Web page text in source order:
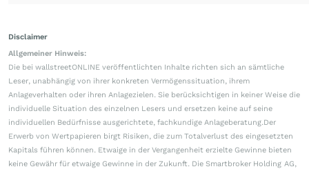
Disclaimer
Allgemeiner Hinweis:
Die bei wallstreetONLINE veröffentlichten Inhalte richten sich an sämtliche
Leser, unabhängig von ihrer konkreten Vermögenssituation, ihrem
Anlageverhalten oder ihren Anlagezielen. Sie berücksichtigen in keiner Weise die
individuelle Situation des einzelnen Lesers und ersetzen keine auf seine
individuellen Bedürfnisse ausgerichtete, fachkundige Anlageberatung.Der
Erwerb von Wertpapieren birgt Risiken, die zum Totalverlust des eingesetzten
Kapitals führen können. Etwaige in der Vergangenheit erzielte Gewinne bieten
keine Gewähr für etwaige Gewinne in der Zukunft. Die Smartbroker Holding AG,